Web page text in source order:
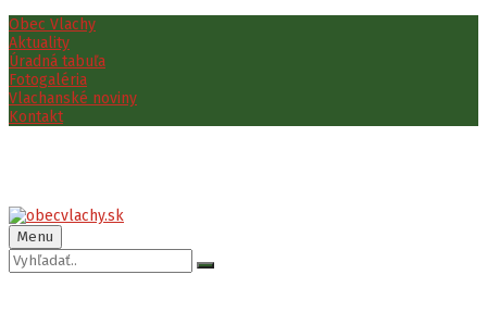
Preskočiť
na
obsah
Preskočiť
na
ľavý
panel
Preskočiť
na
pätičku
Obec Vlachy
Aktuality
Úradná tabuľa
Fotogaléria
Vlachanské noviny
Kontakt
Menu
Vyhľadávanie: